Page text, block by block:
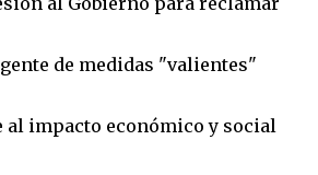
de medidas "valientes"
al impacto económico y social